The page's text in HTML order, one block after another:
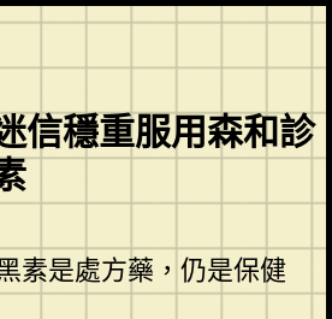
信穩重服用森和診
素是處方藥，仍是保健